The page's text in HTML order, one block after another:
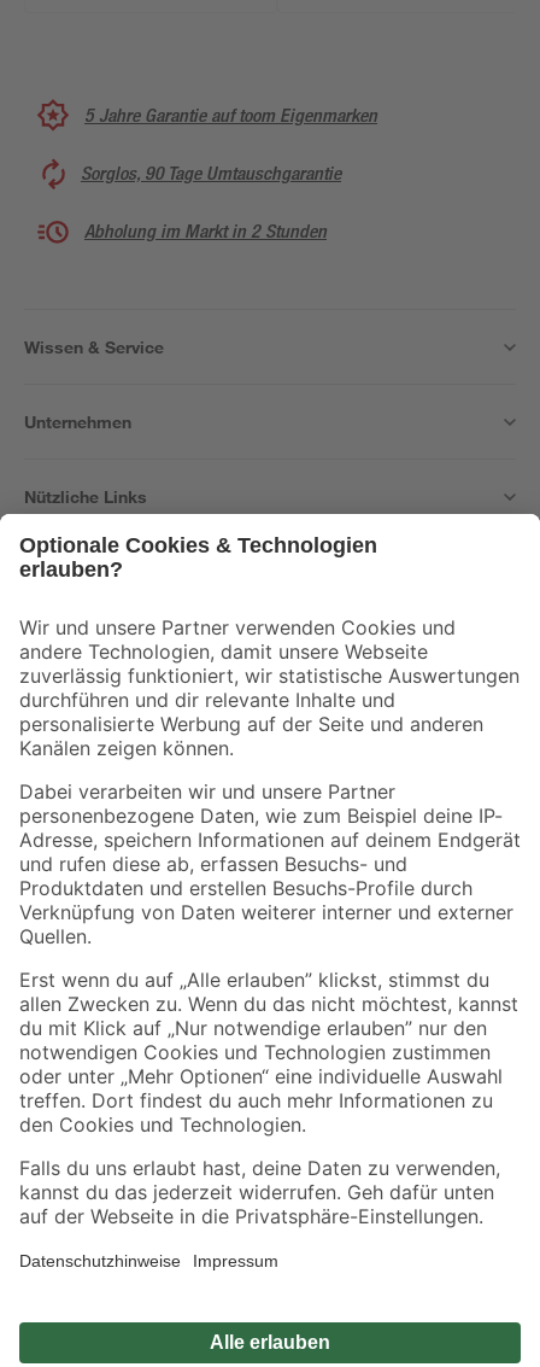
5 Jahre Garantie auf toom Eigenmarken
Sorglos, 90 Tage Umtauschgarantie
Abholung im Markt in 2 Stunden
Wissen & Service
Unternehmen
Nützliche Links
Der toom Newsletter: Keine Angebote und Aktionen mehr verpassen!
Zur Newsletter Anmeldung
Folge uns
Zahlungsarten Versandarten
Sicher einkaufen
Jetzt die toom-App herunterladen
Alle Preisangaben in EUR inkl. gesetzl. MwSt.. Die dargestellten Angebote sind unter
Umständen nicht in allen Märkten verfügbar. Die angegebenen Verfügbarkeiten beziehen
Produkte nur solange der Vorrat reicht.
*Paketversand ab 59 € versandkostenfrei, gilt nicht für Artikel mit Speditionsversand, hier
Privatsphäre Impressum